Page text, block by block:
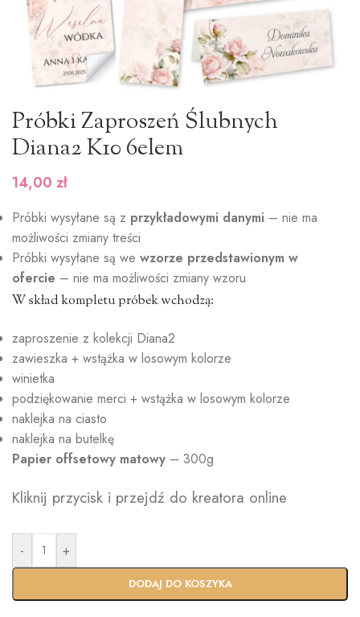
Próbki Zaproszeń Ślubnych
Diana2 K10 6elem
14,00 zł
Próbki wysyłane są z przykładowymi danymi – nie ma
możliwości zmiany treści
Próbki wysyłane są we wzorze przedstawionym w
ofercie – nie ma możliwości zmiany wzoru
W skład kompletu próbek wchodzą:
zaproszenie z kolekcji Diana2
zawieszka + wstążka w losowym kolorze
winietka
podziękowanie merci + wstążka w losowym kolorze
naklejka na ciasto
naklejka na butelkę
Papier offsetowy matowy – 300g
Kliknij przycisk i przejdź do kreatora online
- +
DODAJ DO KOSZYKA